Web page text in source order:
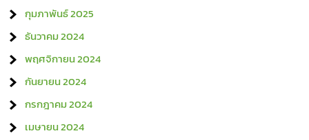
กุมภาพันธ์ 2025
ธันวาคม 2024
พฤศจิกายน 2024
กันยายน 2024
กรกฎาคม 2024
เมษายน 2024